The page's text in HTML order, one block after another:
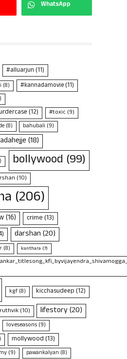
WhatsApp
#alluarjun(11)
(8) #kannadamovie(11)
(12) #toxic(9)
(8) bahubali (9)
(18)
bollywood (99)
(10)
(206)
(16) crime(13)
darshan(20)
(8) kanthara (7)
kgf(8) kicchasudeep(12)
(10) lifestory(20)
loveseasons(9)
mollywood(13)
(9) pawankalyan (8)